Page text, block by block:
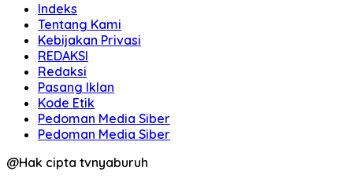
Indeks
Tentang Kami
Kebijakan Privasi
REDAKSI
Redaksi
Pasang Iklan
Kode Etik
Pedoman Media Siber
Pedoman Media Siber
@Hak cipta tvnyaburuh